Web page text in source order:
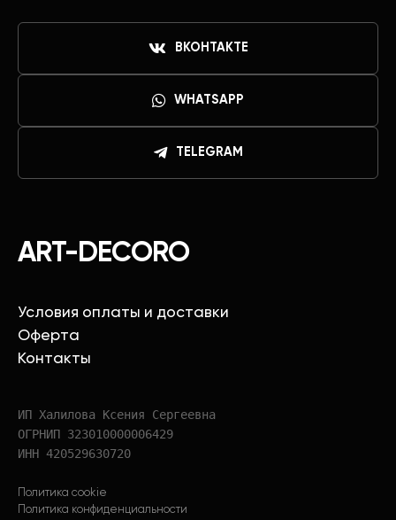
ART-DECORO
Условия оплаты и доставки
Оферта
Контакты
ИП Халилова Ксения Сергеевна
ОГРНИП 323010000006429
ИНН 420529630720
Политика cookie
Политика конфиденциальности
ВКОНТАКТЕ
WHATSAPP
TELEGRAM